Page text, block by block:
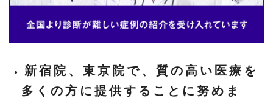
新宿院、東京院で、質の高い医療を
多くの方に提供することに努めま